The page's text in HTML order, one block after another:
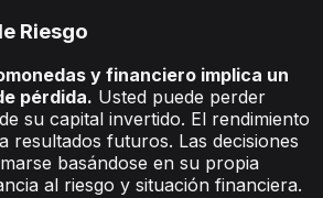
Riesgo
y financiero implica un
pérdida. Usted puede perder
su capital invertido. El rendimiento
resultados futuros. Las decisiones
basándose en su propia
al riesgo y situación financiera.